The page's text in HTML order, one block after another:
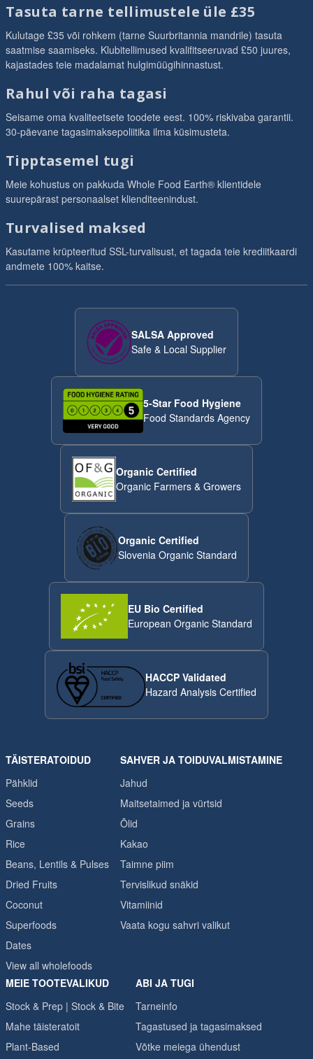
Tasuta tarne tellimustele üle £35
Kulutage £35 või rohkem (tarne Suurbritannia mandrile) tasuta
saatmise saamiseks. Klubitellimused kvalifitseeruvad £50 juures,
kajastades teie madalamat hulgimüügihinnastust.
Rahul või raha tagasi
Seisame oma kvaliteetsete toodete eest. 100% riskivaba garantii.
30-päevane tagasimaksepoliitika ilma küsimusteta.
Tipptasemel tugi
Meie kohustus on pakkuda Whole Food Earth® klientidele
suurepärast personaalset klienditeenindust.
Turvalised maksed
Kasutame krüpteeritud SSL-turvalisust, et tagada teie krediitkaardi
andmete 100% kaitse.
SALSA Approved
Safe & Local Supplier
5-Star Food Hygiene
Food Standards Agency
Organic Certified
Organic Farmers & Growers
Organic Certified
Slovenia Organic Standard
EU Bio Certified
European Organic Standard
HACCP Validated
Hazard Analysis Certified
TÄISTERATOIDUD
Pähklid
Seeds
Grains
Rice
Beans, Lentils & Pulses
Dried Fruits
Coconut
Superfoods
Dates
View all wholefoods
SAHVER JA TOIDUVALMISTAMINE
Jahud
Maitsetaimed ja vürtsid
Õlid
Kakao
Taimne piim
Tervislikud snäkid
Vitamiinid
Vaata kogu sahvri valikut
MEIE TOOTEVALIKUD
Stock & Prep | Stock & Bite
Mahe täisteratoit
Plant-Based
ABI JA TUGI
Tarneinfo
Tagastused ja tagasimaksed
Võtke meiega ühendust